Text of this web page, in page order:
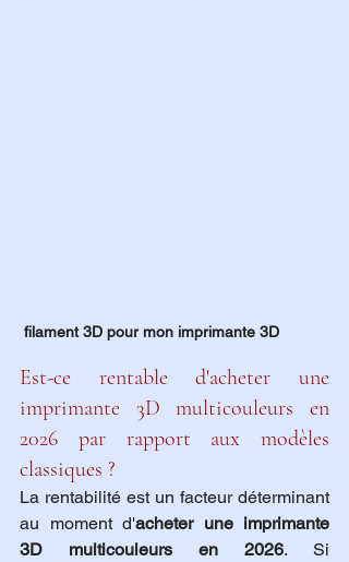
filament 3D pour mon imprimante 3D
Est-ce rentable d'acheter une
imprimante 3D multicouleurs en
2026 par rapport aux modèles
classiques ?
La rentabilité est un facteur déterminant
au moment d'acheter une imprimante
3D multicouleurs en 2026. Si